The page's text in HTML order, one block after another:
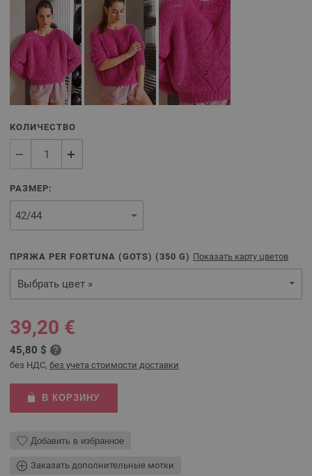
КОЛИЧЕСТВО
РАЗМЕР:
ПРЯЖА PER FORTUNA (GOTS) (350 G) Показать карту цветов
Выбрать цвет »
39,20 €
45,80 $
без НДС, без учета стоимости доставки
В КОРЗИНУ
Добавить в избранное
Заказать дополнительные мотки